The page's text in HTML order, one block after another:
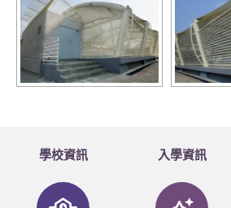
學校資訊 入學資訊